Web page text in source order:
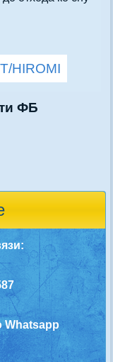
HIROMI
ФБ
Whatsapp